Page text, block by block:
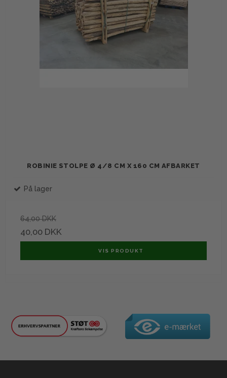
ROBINIE STOLPE Ø 4/8 CM X 160 CM AFBARKET
På lager
64,00 DKK
40,00 DKK
VIS PRODUKT